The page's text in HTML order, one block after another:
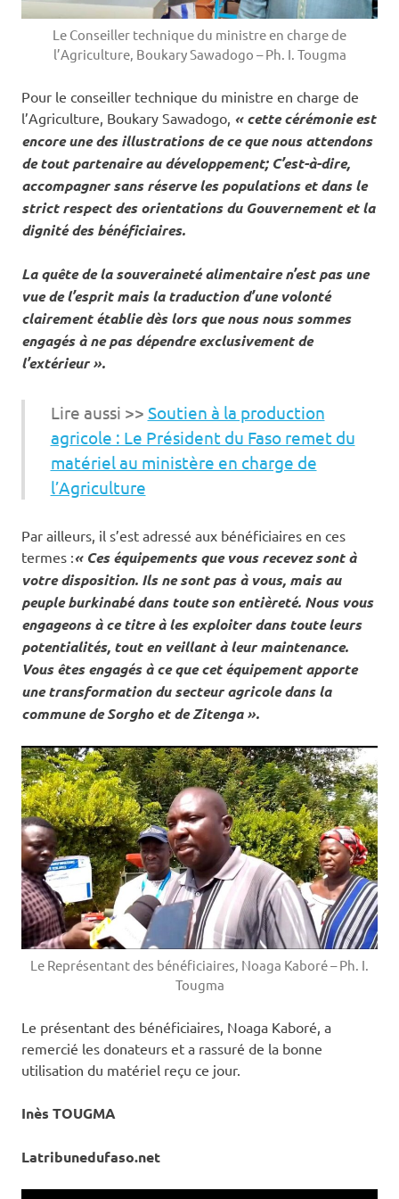
Le Conseiller technique du ministre en charge de
l’Agriculture, Boukary Sawadogo – Ph. I. Tougma
Pour le conseiller technique du ministre en charge de
l’Agriculture, Boukary Sawadogo, « cette cérémonie est
encore une des illustrations de ce que nous attendons
de tout partenaire au développement; C’est-à-dire,
accompagner sans réserve les populations et dans le
strict respect des orientations du Gouvernement et la
dignité des bénéficiaires.
La quête de la souveraineté alimentaire n’est pas une
vue de l’esprit mais la traduction d’une volonté
clairement établie dès lors que nous nous sommes
engagés à ne pas dépendre exclusivement de
l’extérieur ».
Lire aussi >> Soutien à la production
agricole : Le Président du Faso remet du
matériel au ministère en charge de
l’Agriculture
Par ailleurs, il s’est adressé aux bénéficiaires en ces
termes :« Ces équipements que vous recevez sont à
votre disposition. Ils ne sont pas à vous, mais au
peuple burkinabé dans toute son entièreté. Nous vous
engageons à ce titre à les exploiter dans toute leurs
potentialités, tout en veillant à leur maintenance.
Vous êtes engagés à ce que cet équipement apporte
une transformation du secteur agricole dans la
commune de Sorgho et de Zitenga ».
Le Représentant des bénéficiaires, Noaga Kaboré – Ph. I.
Tougma
Le présentant des bénéficiaires, Noaga Kaboré, a
remercié les donateurs et a rassuré de la bonne
utilisation du matériel reçu ce jour.
Inès TOUGMA
Latribunedufaso.net